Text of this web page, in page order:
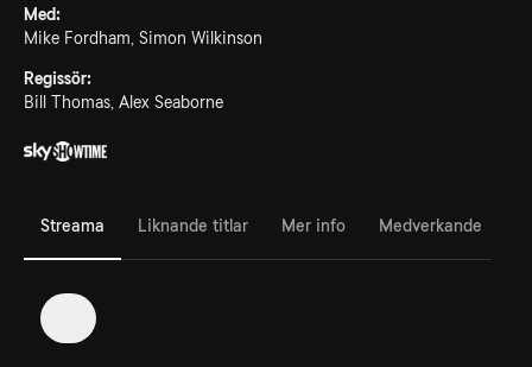
Med:
Mike Fordham, Simon Wilkinson
Regissör:
Bill Thomas, Alex Seaborne
Streama Liknande titlar Mer info Medverkande